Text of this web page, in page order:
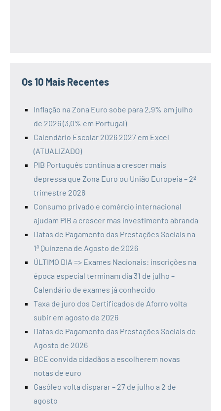
Os 10 Mais Recentes
Inflação na Zona Euro sobe para 2,9% em julho
de 2026 (3,0% em Portugal)
Calendário Escolar 2026 2027 em Excel
(ATUALIZADO)
PIB Português continua a crescer mais
depressa que Zona Euro ou União Europeia – 2º
trimestre 2026
Consumo privado e comércio internacional
ajudam PIB a crescer mas investimento abranda
Datas de Pagamento das Prestações Sociais na
1ª Quinzena de Agosto de 2026
ÚLTIMO DIA => Exames Nacionais: inscrições na
época especial terminam dia 31 de julho –
Calendário de exames já conhecido
Taxa de juro dos Certificados de Aforro volta
subir em agosto de 2026
Datas de Pagamento das Prestações Sociais de
Agosto de 2026
BCE convida cidadãos a escolherem novas
notas de euro
Gasóleo volta disparar – 27 de julho a 2 de
agosto